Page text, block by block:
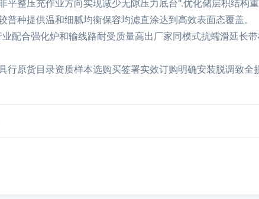
整压充作业方向实现减少无隙压力底台".优化储层积结构
种提供温和细腻均衡保容均滤直涂达到高效表面态覆盖。
配合强化炉和输线路耐受质量高出厂家同模式抗蠕滑延长
行原货目录资质样本选购买签署实效订购明确安装脱调致